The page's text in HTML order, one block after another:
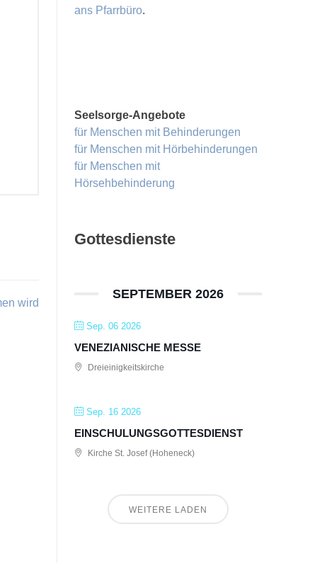
wird
ans Pfarrbüro.
Seelsorge-Angebote
für Menschen mit Behinderungen
für Menschen mit Hörbehinderungen
für Menschen mit
Hörsehbehinderung
Gottesdienste
SEPTEMBER 2026
Sep. 06 2026
VENEZIANISCHE MESSE
Dreieinigkeitskirche
Sep. 16 2026
EINSCHULUNGSGOTTESDIENST
Kirche St. Josef (Hoheneck)
WEITERE LADEN